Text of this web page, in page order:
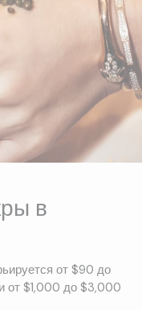
в
от $90 до
от $1,000 до $3,000